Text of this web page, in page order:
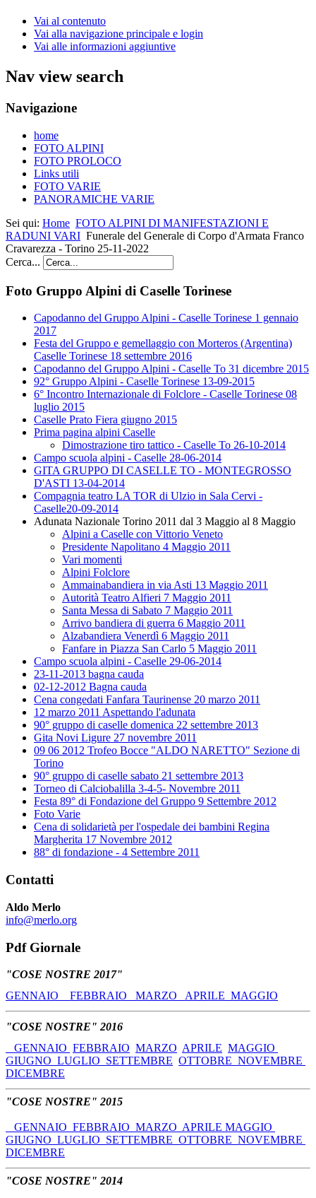
Vai al contenuto
Vai alla navigazione principale e login
Vai alle informazioni aggiuntive
Nav view search
Navigazione
home
FOTO ALPINI
FOTO PROLOCO
Links utili
FOTO VARIE
PANORAMICHE VARIE
Sei qui: Home FOTO ALPINI DI MANIFESTAZIONI E
RADUNI VARI Funerale del Generale di Corpo d'Armata Franco
Cravarezza - Torino 25-11-2022
Cerca...
Foto Gruppo Alpini di Caselle Torinese
Capodanno del Gruppo Alpini - Caselle Torinese 1 gennaio
2017
Festa del Gruppo e gemellaggio con Morteros (Argentina)
Caselle Torinese 18 settembre 2016
Capodanno del Gruppo Alpini - Caselle To 31 dicembre 2015
92° Gruppo Alpini - Caselle Torinese 13-09-2015
6° Incontro Internazionale di Folclore - Caselle Torinese 08
luglio 2015
Caselle Prato Fiera giugno 2015
Prima pagina alpini Caselle
Dimostrazione tiro tattico - Caselle To 26-10-2014
Campo scuola alpini - Caselle 28-06-2014
GITA GRUPPO DI CASELLE TO - MONTEGROSSO
D'ASTI 13-04-2014
Compagnia teatro LA TOR di Ulzio in Sala Cervi -
Caselle20-09-2014
Adunata Nazionale Torino 2011 dal 3 Maggio al 8 Maggio
Alpini a Caselle con Vittorio Veneto
Presidente Napolitano 4 Maggio 2011
Vari momenti
Alpini Folclore
Ammainabandiera in via Asti 13 Maggio 2011
Autorità Teatro Alfieri 7 Maggio 2011
Santa Messa di Sabato 7 Maggio 2011
Arrivo bandiera di guerra 6 Maggio 2011
Alzabandiera Venerdì 6 Maggio 2011
Fanfare in Piazza San Carlo 5 Maggio 2011
Campo scuola alpini - Caselle 29-06-2014
23-11-2013 bagna cauda
02-12-2012 Bagna cauda
Cena congedati Fanfara Taurinense 20 marzo 2011
12 marzo 2011 Aspettando l'adunata
90° gruppo di caselle domenica 22 settembre 2013
Gita Novi Ligure 27 novembre 2011
09 06 2012 Trofeo Bocce "ALDO NARETTO" Sezione di
Torino
90° gruppo di caselle sabato 21 settembre 2013
Torneo di Calciobalilla 3-4-5- Novembre 2011
Festa 89° di Fondazione del Gruppo 9 Settembre 2012
Foto Varie
Cena di solidarietà per l'ospedale dei bambini Regina
Margherita 17 Novembre 2012
88° di fondazione - 4 Settembre 2011
Contatti
Aldo Merlo
info@merlo.org
Pdf Giornale
"COSE NOSTRE 2017"
GENNAIO FEBBRAIO MARZO APRILE MAGGIO
"COSE NOSTRE" 2016
GENNAIO FEBBRAIO MARZO APRILE MAGGIO
GIUGNO LUGLIO SETTEMBRE OTTOBRE NOVEMBRE
DICEMBRE
"COSE NOSTRE" 2015
GENNAIO FEBBRAIO MARZO APRILE MAGGIO
GIUGNO LUGLIO SETTEMBRE OTTOBRE NOVEMBRE
DICEMBRE
"COSE NOSTRE" 2014